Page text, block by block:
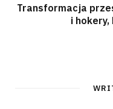
Transformacja
i